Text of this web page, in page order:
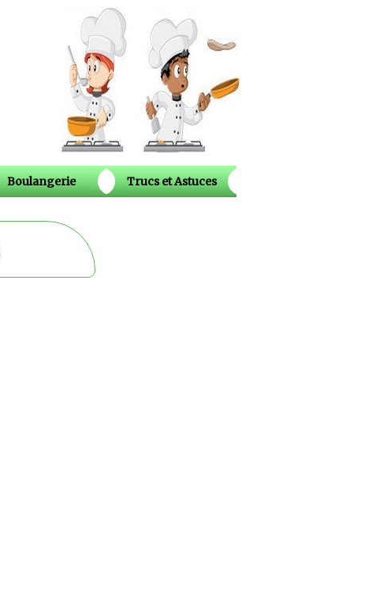
Boulangerie Trucs et Astuces